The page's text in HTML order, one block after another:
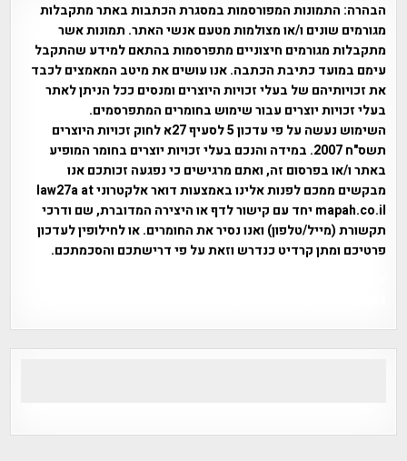
הבהרה: התמונות המפורסמות במסגרת הכתבות באתר מתקבלות
מגורמים שונים ו/או מצולמות מטעם אנשי האתר. תמונות אשר
מתקבלות מגורמים חיצוניים מתפרסמות בהתאם למידע שהתקבל
עימם במועד כתיבת הכתבה. אנו עושים את מיטב המאמצים לכבד
את זכויותיהם של בעלי זכויות היוצרים ומנסים ככל הניתן לאתר
בעלי זכויות יוצרים עבור שימוש בחומרים המתפרסמים.
השימוש נעשה על פי עדכון 5 לסעיף 27א לחוק זכויות היוצרים
תשס"ח 2007. במידה והנכם בעלי זכויות יוצרים בחומר המופיע
באתר ו/או בפרסום זה, ואתם מרגישים כי נפגעה זכותכם אנו
מבקשים ממכם לפנות אלינו באמצעות דואר אלקטרוני law27a at
mapah.co.il יחד עם קישור לדף או היצירה המדוברת, שם ודרכי
תקשורת (מייל/טלפון) ואנו נסיר את החומרים. או לחילופין לעדכון
פרטיכם ומתן קרדיט כנדרש וזאת על פי דרישתכם והסכמתכם.